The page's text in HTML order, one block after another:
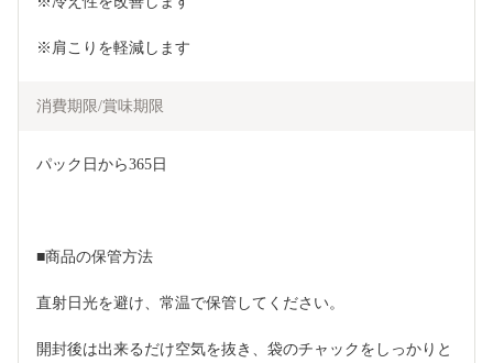
※肩こりを軽減します
消費期限/賞味期限
パック日から365日
■商品の保管方法
直射日光を避け、常温で保管してください。
開封後は出来るだけ空気を抜き、袋のチャックをしっかりと